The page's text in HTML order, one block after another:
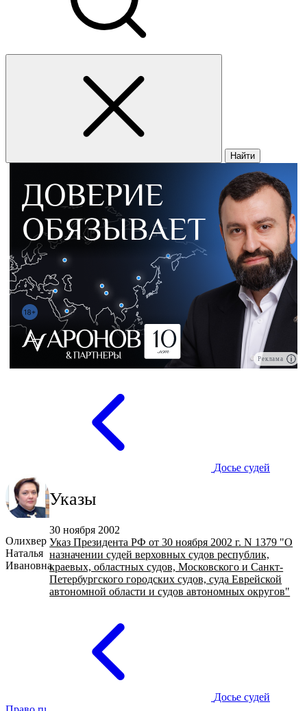
Найти
Реклама
Досье судей
Олихвер
Наталья
Ивановна
Указы
30 ноября 2002
Указ Президента РФ от 30 ноября 2002 г. N 1379 "О
назначении судей верховных судов республик,
краевых, областных судов, Московского и Санкт-
Петербургского городских судов, суда Еврейской
автономной области и судов автономных округов"
Досье судей